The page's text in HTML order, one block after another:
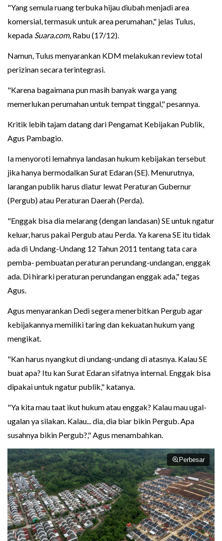
"Yang semula ruang terbuka hijau diubah menjadi area
komersial, termasuk untuk area perumahan," jelas Tulus,
kepada Suara.com, Rabu (17/12).
Namun, Tulus menyarankan KDM melakukan review total
perizinan secara terintegrasi.
"Karena bagaimana pun masih banyak warga yang
memerlukan perumahan untuk tempat tinggal," pesannya.
Kritik lebih tajam datang dari Pengamat Kebijakan Publik,
Agus Pambagio.
Ia menyoroti lemahnya landasan hukum kebijakan tersebut
jika hanya bermodalkan Surat Edaran (SE). Menurutnya,
larangan publik harus diatur lewat Peraturan Gubernur
(Pergub) atau Peraturan Daerah (Perda).
"Enggak bisa dia melarang (dengan landasan) SE untuk ngatur
keluar, harus pakai Pergub atau Perda. Ya karena SE itu tidak
ada di Undang-Undang 12 Tahun 2011 tentang tata cara
pemba- pembuatan peraturan perundang-undangan, enggak
ada. Di hirarki peraturan perundangan enggak ada," tegas
Agus.
Agus menyarankan Dedi segera menerbitkan Pergub agar
kebijakannya memiliki taring dan kekuatan hukum yang
mengikat.
"Kan harus nyangkut di undang-undang di atasnya. Kalau SE
buat apa? Itu kan Surat Edaran sifatnya internal. Enggak bisa
dipakai untuk ngatur publik," katanya.
"Ya kita mau taat ikut hukum atau enggak? Kalau mau ugal-
ugalan ya silakan. Kalau... dia, dia biar bikin Pergub. Apa
susahnya bikin Pergub?," Agus menambahkan.
Perbesar